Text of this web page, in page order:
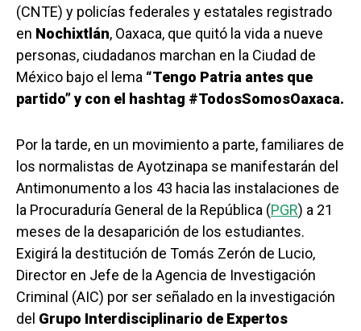
(CNTE) y policías federales y estatales registrado
en Nochixtlán, Oaxaca, que quitó la vida a nueve
personas, ciudadanos marchan en la Ciudad de
México bajo el lema “Tengo Patria antes que
partido” y con el hashtag #TodosSomosOaxaca.
Por la tarde, en un movimiento a parte, familiares de
los normalistas de Ayotzinapa se manifestarán del
Antimonumento a los 43 hacia las instalaciones de
la Procuraduría General de la República (PGR) a 21
meses de la desaparición de los estudiantes.
Exigirá la destitución de Tomás Zerón de Lucio,
Director en Jefe de la Agencia de Investigación
Criminal (AIC) por ser señalado en la investigación
del Grupo Interdisciplinario de Expertos